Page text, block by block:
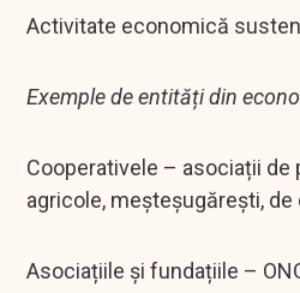
Activitate economică
Exemple de entități din
Cooperativele – asociații
agricole, meșteșugărești,
Asociațiile și fundațiile –